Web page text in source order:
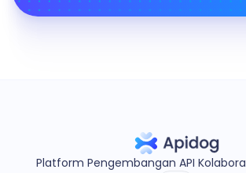
Platform Pengembangan API